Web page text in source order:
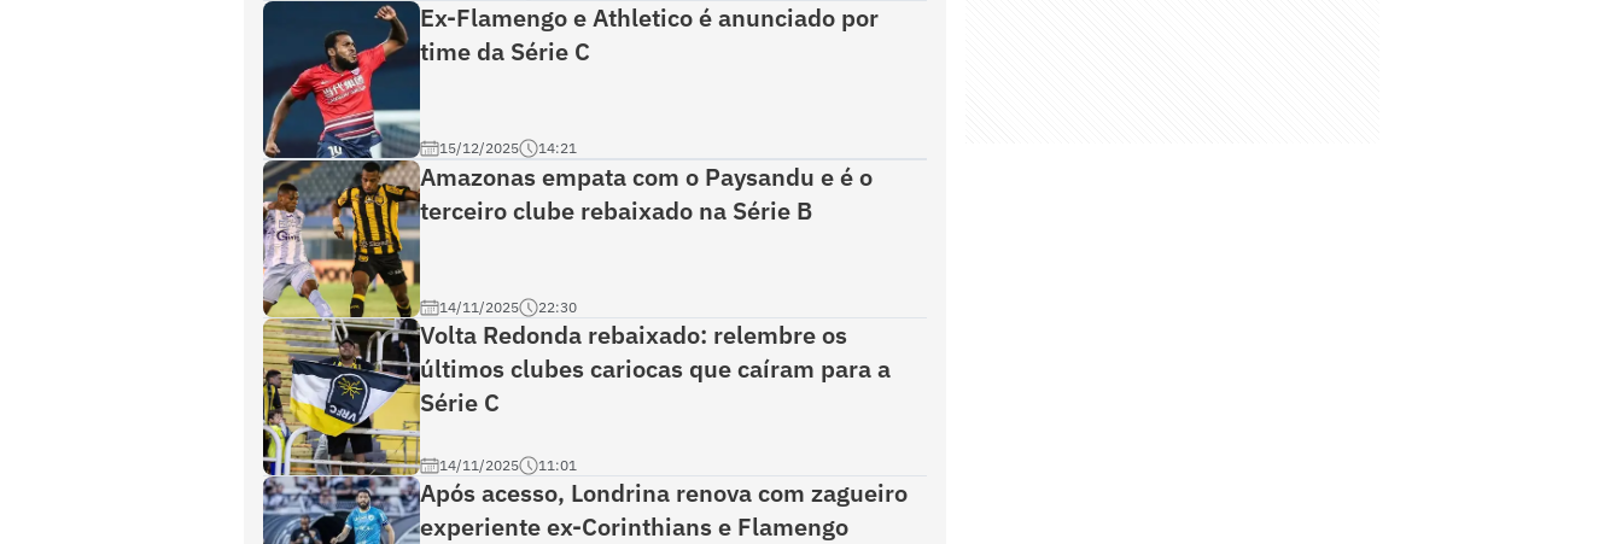
Ex-Flamengo e Athletico é anunciado por
time da Série C
15/12/2025 14:21
Amazonas empata com o Paysandu e é o
terceiro clube rebaixado na Série B
14/11/2025 22:30
Volta Redonda rebaixado: relembre os
últimos clubes cariocas que caíram para a
Série C
14/11/2025 11:01
Após acesso, Londrina renova com zagueiro
experiente ex-Corinthians e Flamengo